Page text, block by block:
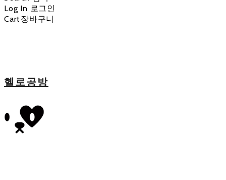
Log In 로그인
Cart장바구니
헬로공방